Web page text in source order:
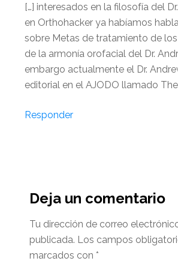
[…] interesados en la filosofía del
en Orthohacker ya habíamos
sobre Metas de tratamiento de
de la armonía orofacial del Dr.
embargo actualmente el Dr.
editorial en el AJODO llamado
Responder
Deja un comentario
Tu dirección de correo
publicada. Los campos
marcados con *